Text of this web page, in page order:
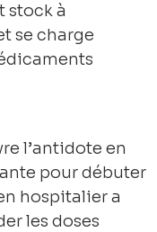
stock à
se charge
l’antidote en
pour débuter
hospitalier a
les doses